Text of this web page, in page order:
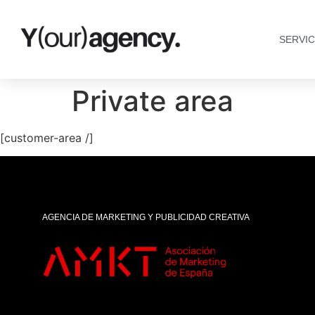
Private area
[customer-area /]
AGENCIA DE MARKETING Y PUBLICIDAD CREATIVA